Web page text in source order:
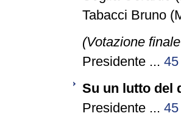
Tabacci Bruno
(Votazione
Presidente ... 45
Su un lutto del
Presidente ... 45